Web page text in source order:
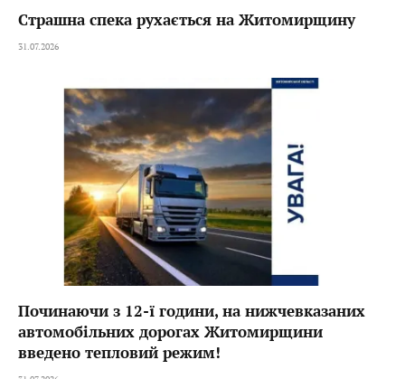
Страшна спека рухається на Житомирщину
31.07.2026
Починаючи з 12-ї години, на нижчевказаних
автомобільних дорогах Житомирщини
введено тепловий режим!